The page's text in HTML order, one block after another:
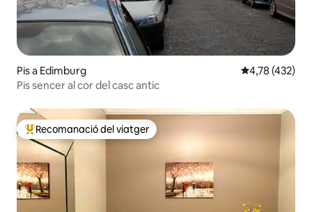
Pis a Edimburg 4,78 de
4,78 (432)
Pis sencer al cor del casc antic
Principals recomanacions dels viatgers
Recomanació del viatger